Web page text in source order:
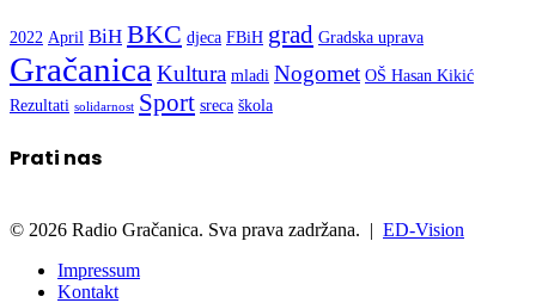
2022 April BiH BKC djeca FBiH grad Gradska uprava
Gračanica Kultura mladi Nogomet OŠ Hasan Kikić
Rezultati solidarnost Sport sreca škola
Prati nas
© 2026 Radio Gračanica. Sva prava zadržana. | ED-Vision
Impressum
Kontakt